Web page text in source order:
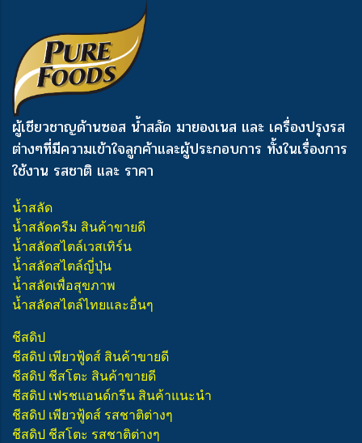
ผู้เชียวชาญด้านซอส น้ำสลัด มายองเนส และ เครื่องปรุงรส
ต่างๆที่มีความเข้าใจลูกค้าและผู้ประกอบการ ทั้งในเรื่องการ
ใช้งาน รสชาติ และ ราคา
น้ำสลัด
น้ำสลัดครีม สินค้าขายดี
น้ำสลัดสไตล์เวสเทิร์น
น้ำสลัดสไตล์ญี่ปุ่น
น้ำสลัดเพื่อสุขภาพ
น้ำสลัดสไตล์ไทยและอื่นๆ
ชีสดิป
ชีสดิป เพียวฟู้ดส์ สินค้าขายดี
ชีสดิป ชีสโตะ สินค้าขายดี
ชีสดิป เฟรชแอนด์กรีน สินค้าแนะนำ
ชีสดิป เพียวฟู้ดส์ รสชาติต่างๆ
ชีสดิป ชีสโตะ รสชาติต่างๆ